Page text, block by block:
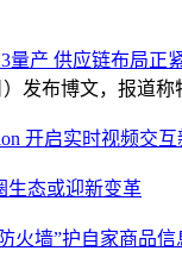
量产 供应链布局正
发布博文，报道
开启实时视频交
生态或迎新变革
火墙”护自家商品信